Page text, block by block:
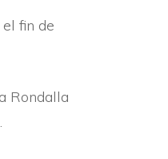
fin de
Rondalla